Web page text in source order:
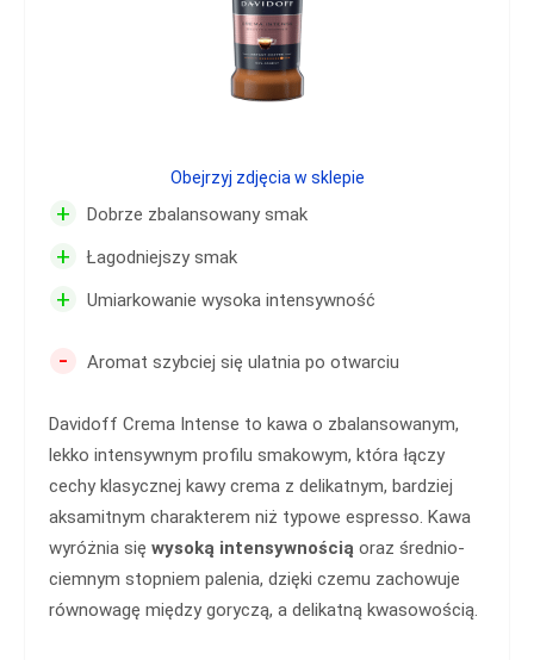
+ Dobrze zbalansowany smak
+ Łagodniejszy smak
+ Umiarkowanie wysoka intensywność
- Aromat szybciej się ulatnia po otwarciu
Davidoff Crema Intense to kawa o zbalansowanym,
lekko intensywnym profilu smakowym, która łączy
cechy klasycznej kawy crema z delikatnym, bardziej
aksamitnym charakterem niż typowe espresso. Kawa
wyróżnia się wysoką intensywnością oraz średnio-
ciemnym stopniem palenia, dzięki czemu zachowuje
równowagę między goryczą, a delikatną kwasowością.
Obejrzyj zdjęcia w sklepie